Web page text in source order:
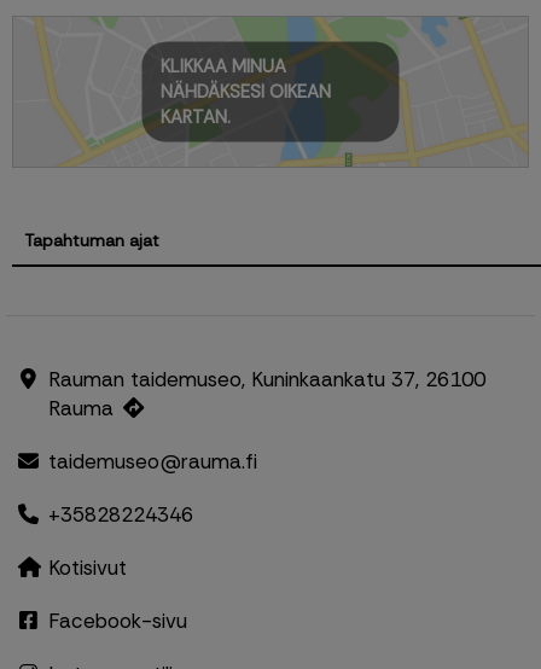
KLIKKAA MINUA
NÄHDÄKSESI OIKEAN
KARTAN.
Tapahtuman ajat
Rauman taidemuseo, Kuninkaankatu 37, 26100
Rauma
taidemuseo@rauma.fi
+35828224346
Kotisivut
Facebook-sivu